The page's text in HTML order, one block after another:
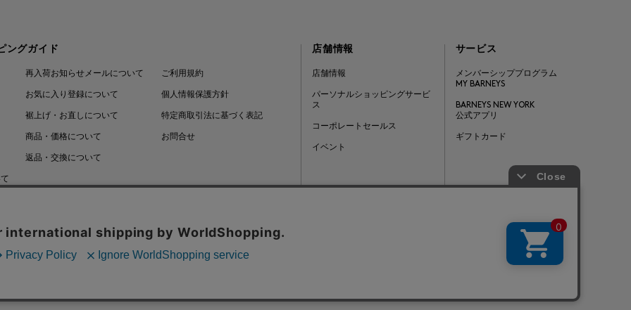
ングガイド
再入荷お知らせメールについて
お気に入り登録について
裾上げ・お直しについて
商品・価格について
返品・交換について
ご利用規約
個人情報保護方針
特定商取引法に基づく表記
お問合せ
店舗情報
店舗情報
パーソナルショッピングサービ
ス
コーポレートセールス
イベント
サービス
メンバーシッププログラム
MY BARNEYS
BARNEYS NEW YORK
公式アプリ
ギフトカード